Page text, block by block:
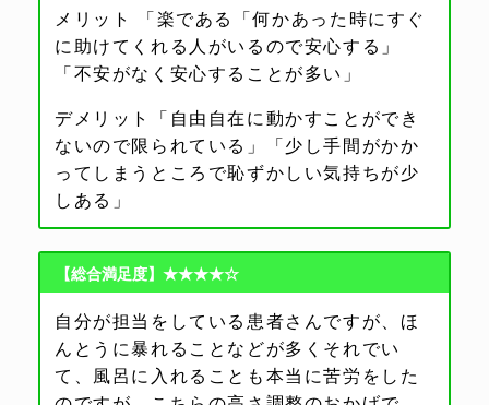
メリット 「楽である「何かあった時にすぐ
に助けてくれる人がいるので安心する」
「不安がなく安心することが多い」
デメリット「自由自在に動かすことができ
ないので限られている」「少し手間がかか
ってしまうところで恥ずかしい気持ちが少
しある」
【総合満足度】★★★★☆
自分が担当をしている患者さんですが、ほ
んとうに暴れることなどが多くそれでい
て、風呂に入れることも本当に苦労をした